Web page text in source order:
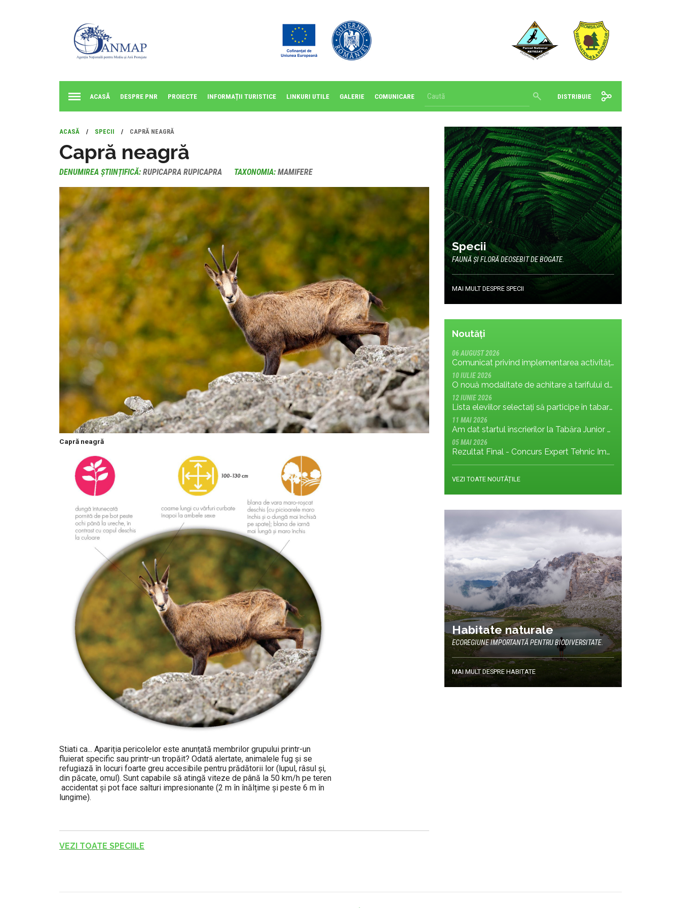
ACASĂ DESPRE PNR PROIECTE INFORMAȚII TURISTICE LINKURI UTILE GALERIE COMUNICARE DISTRIBUIE
ACASĂ / SPECII / CAPRĂ NEAGRĂ
Capră neagră
DENUMIREA ȘTIINȚIFICĂ: RUPICAPRA RUPICAPRA TAXONOMIA: MAMIFERE
Capră neagră
Stiati ca... Apariția pericolelor este anunțată membrilor grupului printr-un
fluierat specific sau printr-un tropăit? Odată alertate, animalele fug și se
refugiază în locuri foarte greu accesibile pentru prădătorii lor (lupul, râsul și,
din păcate, omul). Sunt capabile să atingă viteze de până la 50 km/h pe teren
accidentat și pot face salturi impresionante (2 m în înălțime și peste 6 m în
lungime).
VEZI TOATE SPECIILE
Specii
FAUNĂ ȘI FLORĂ DEOSEBIT DE BOGATE.
MAI MULT DESPRE SPECII
Noutăți
06 AUGUST 2026
Comunicat privind implementarea activității: măsura MR.8.1.4 din planul de management; cu privire la tronsonul de drum cuprins între Baraj Gura Apelor și Cabana Rotunda
10 IULIE 2026
O nouă modalitate de achitare a tarifului de vizitare în Parcul Național Retezat
12 IUNIE 2026
Lista eleviilor selectați să participe în tabara Junior Ranger 2026
11 MAI 2026
Am dat startul înscrierilor la Tabăra Junior Ranger 2026 – Oameni conectați prin natură – tineri și comunități pentru viitorul Parcului Național Retezat
05 MAI 2026
Rezultat Final - Concurs Expert Tehnic Implementare 3 05.05.2026
VEZI TOATE NOUTĂȚILE
Habitate naturale
ECOREGIUNE IMPORTANTĂ PENTRU BIODIVERSITATE.
MAI MULT DESPRE HABITATE